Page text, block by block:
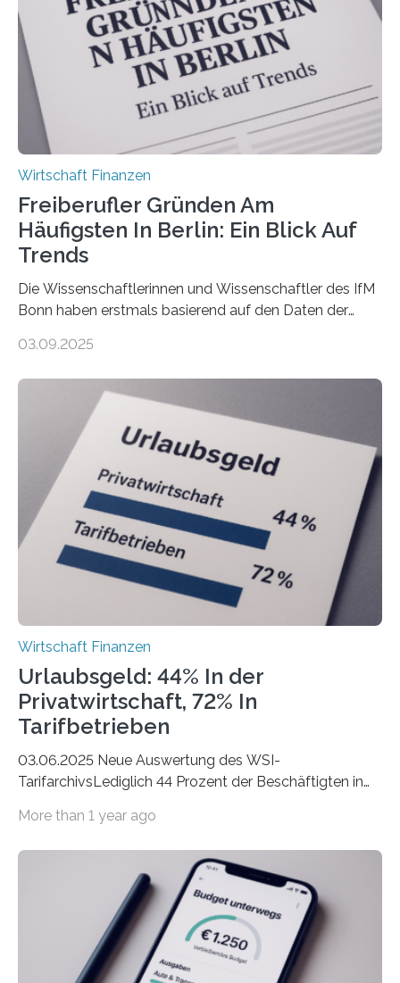
Ergebnis: Deutlich mehr als die Hälfte der Befragten ist
über 50 Jahre alt und wird in den nächsten Jahren eine
Nachfolgeregelung benötigen. Aber nur ein Drittel hat
bereits Regelungen…
Wirtschaft Finanzen
Freiberufler Gründen Am
Häufigsten In Berlin: Ein Blick Auf
Trends
Die Wissenschaftlerinnen und Wissenschaftler des IfM
Bonn haben erstmals basierend auf den Daten der
Landkreise mit den meisten Gründungen von
ist demnach Berlin. Betrachtet man nur die Gründungen
der Freiberuflerinnen, so liegt Leipzig an der Spitze. In
Berlin starteten in 2024 die meisten Personen in eine
eigene freiberufliche Existenz, dahinter folgten die
Städte Hamburg, München und Köln. Betrachtet man
hingegen die Existenzgründungsintensität – die Anzahl
der freiberuflichen Gründungen je…
03.09.2025
Wirtschaft Finanzen
Urlaubsgeld: 44% In der
Privatwirtschaft, 72% In
Tarifbetrieben
03.06.2025 Neue Auswertung des WSI-
TarifarchivsLediglich 44 Prozent der Beschäftigten in
tarifgebundenen Betrieben ist der Anteil mit 72 Prozent
Unterkünfte fast überall deutlich teurer geworden. Für
viele Beschäftigte ist deshalb das zumeist im Juni oder
Juli ausgezahlte Urlaubsgeld ein wichtiger Faktor, um
sich den wohlverdienten Jahresurlaub leisten zu
können. Allerdings erhält mit 44 Prozent noch nicht
einmal die Hälfte aller Beschäftigten in der
More than 1 year ago